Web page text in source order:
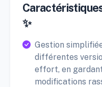
✨
Gestion
différentes
effort, en
modifications